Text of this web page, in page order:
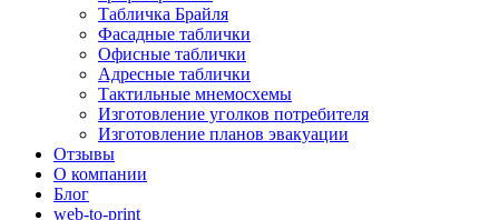
Табличка Брайля
Фасадные таблички
Офисные таблички
Адресные таблички
Тактильные мнемосхемы
Изготовление уголков потребителя
Изготовление планов эвакуации
Отзывы
О компании
Блог
web-to-print